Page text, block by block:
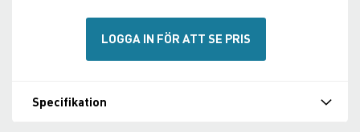
LOGGA IN FÖR ATT SE PRIS
Specifikation